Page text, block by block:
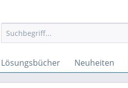
Lösungsbücher Neuheiten